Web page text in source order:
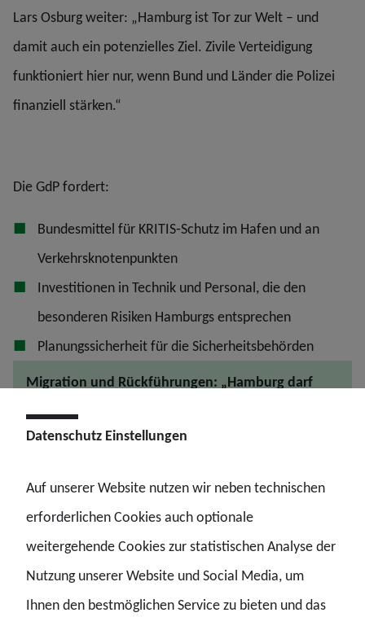
Lars Osburg weiter: „Hamburg ist Tor zur Welt – und
damit auch ein potenzielles Ziel. Zivile Verteidigung
funktioniert hier nur, wenn Bund und Länder die Polizei
finanziell stärken.“
Die GdP fordert:
Bundesmittel für KRITIS‐Schutz im Hafen und an
Verkehrsknotenpunkten
Investitionen in Technik und Personal, die den
besonderen Risiken Hamburgs entsprechen
Planungssicherheit für die Sicherheitsbehörden
Migration und Rückführungen: „Hamburg darf
nicht auf den Kosten sitzen bleiben“
dass Hamburg als Stadtstaat überproportional viele
operative Aufgaben übernimmt — von Gewahrsam bis
Transport. „Wenn Rückführungen konsequenter werden
sollen, braucht Hamburg zusätzliche Mittel. Die Polizei
kann das nicht aus dem laufenden Betrieb heraus
Datenschutz Einstellungen
Auf unserer Website nutzen wir neben technischen
erforderlichen Cookies auch optionale
weitergehende Cookies zur statistischen Analyse der
Nutzung unserer Website und Social Media, um
Ihnen den bestmöglichen Service zu bieten und das